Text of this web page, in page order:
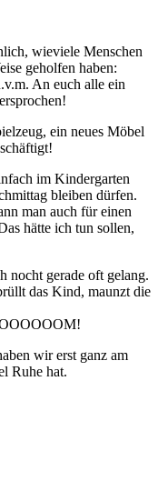
wieviele Menschen
geholfen haben:
An euch alle ein
ein neues Möbel
im Kindergarten
bleiben dürfen.
man auch für einen
hätte ich tun sollen,
nocht gerade oft gelang.
das Kind, maunzt die
wir erst ganz am
Ruhe hat.